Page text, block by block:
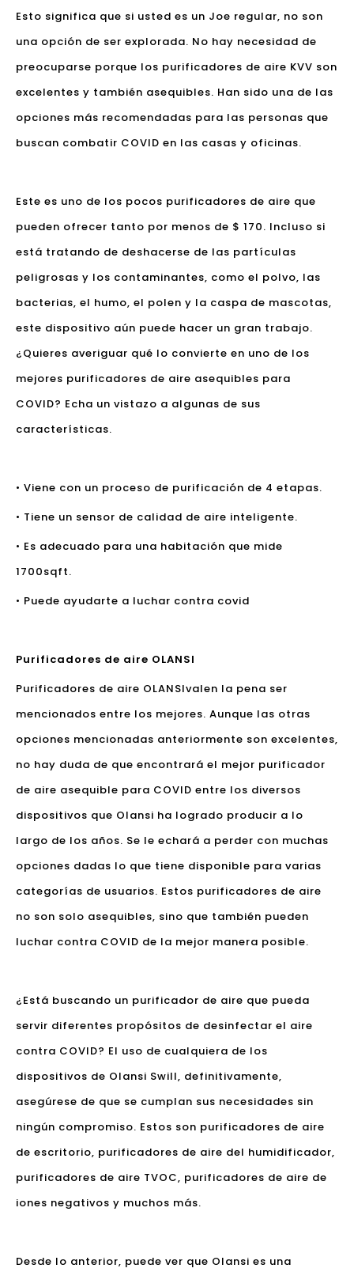
Esto significa que si usted es un Joe regular, no son
una opción de ser explorada. No hay necesidad de
preocuparse porque los purificadores de aire KVV son
excelentes y también asequibles. Han sido una de las
opciones más recomendadas para las personas que
buscan combatir COVID en las casas y oficinas.
Este es uno de los pocos purificadores de aire que
pueden ofrecer tanto por menos de $ 170. Incluso si
está tratando de deshacerse de las partículas
peligrosas y los contaminantes, como el polvo, las
bacterias, el humo, el polen y la caspa de mascotas,
este dispositivo aún puede hacer un gran trabajo.
¿Quieres averiguar qué lo convierte en uno de los
mejores purificadores de aire asequibles para
COVID? Echa un vistazo a algunas de sus
características.
• Viene con un proceso de purificación de 4 etapas.
• Tiene un sensor de calidad de aire inteligente.
• Es adecuado para una habitación que mide
1700sqft.
• Puede ayudarte a luchar contra covid
Purificadores de aire OLANSI
Purificadores de aire OLANSIvalen la pena ser
mencionados entre los mejores. Aunque las otras
opciones mencionadas anteriormente son excelentes,
no hay duda de que encontrará el mejor purificador
de aire asequible para COVID entre los diversos
dispositivos que Olansi ha logrado producir a lo
largo de los años. Se le echará a perder con muchas
opciones dadas lo que tiene disponible para varias
categorías de usuarios. Estos purificadores de aire
no son solo asequibles, sino que también pueden
luchar contra COVID de la mejor manera posible.
¿Está buscando un purificador de aire que pueda
servir diferentes propósitos de desinfectar el aire
contra COVID? El uso de cualquiera de los
dispositivos de Olansi Swill, definitivamente,
asegúrese de que se cumplan sus necesidades sin
ningún compromiso. Estos son purificadores de aire
de escritorio, purificadores de aire del humidificador,
purificadores de aire TVOC, purificadores de aire de
iones negativos y muchos más.
Desde lo anterior, puede ver que Olansi es una